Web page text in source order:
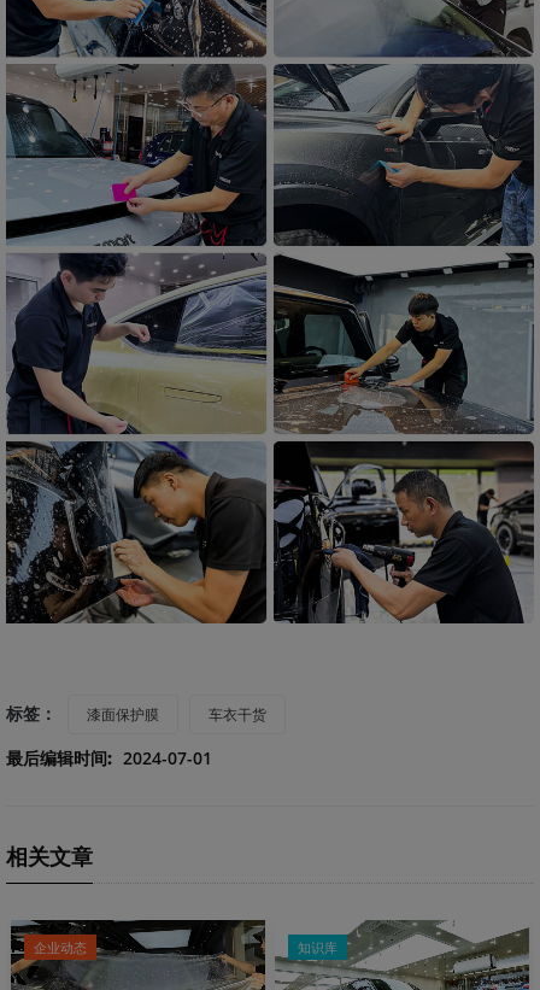
标签： 漆面保护膜 车衣干货
最后编辑时间: 2024-07-01
相关文章
企业动态 知识库